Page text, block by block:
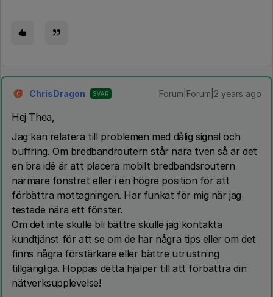
C ChrisDragon SVAR Forum|Forum|2 years ago
Hej Thea,
Jag kan relatera till problemen med dålig signal och
buffring. Om bredbandroutern står nära tven så är det
en bra idé är att placera mobilt bredbandsroutern
närmare fönstret eller i en högre position för att
förbättra mottagningen. Har funkat för mig när jag
testade nära ett fönster.
Om det inte skulle bli bättre skulle jag kontakta
kundtjänst för att se om de har några tips eller om det
finns några förstärkare eller bättre utrustning
tillgängliga. Hoppas detta hjälper till att förbättra din
nätverksupplevelse!